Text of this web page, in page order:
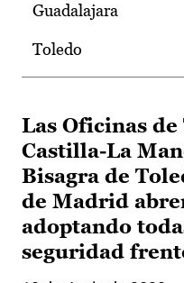
Guadalajara
Toledo
Las Oficinas
Castilla-La
Bisagra de
de Madrid
adoptando
seguridad